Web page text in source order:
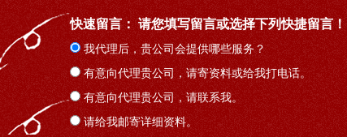
快速留言： 请您填写留言或选择下列快捷留言！
我代理后，贵公司会提供哪些服务？
有意向代理贵公司，请寄资料或给我打电话。
有意向代理贵公司，请联系我。
请给我邮寄详细资料。